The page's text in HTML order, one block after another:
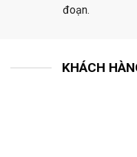
đoạn.
KHÁCH